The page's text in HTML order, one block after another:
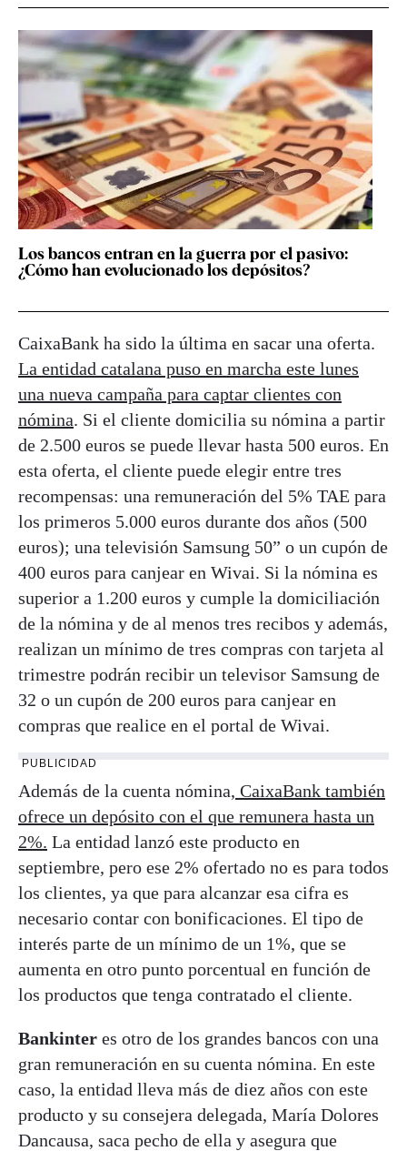
Los bancos entran en la guerra por el pasivo:
¿Cómo han evolucionado los depósitos?
CaixaBank ha sido la última en sacar una oferta.
La entidad catalana puso en marcha este lunes
una nueva campaña para captar clientes con
nómina. Si el cliente domicilia su nómina a partir
de 2.500 euros se puede llevar hasta 500 euros. En
esta oferta, el cliente puede elegir entre tres
recompensas: una remuneración del 5% TAE para
los primeros 5.000 euros durante dos años (500
euros); una televisión Samsung 50” o un cupón de
400 euros para canjear en Wivai. Si la nómina es
superior a 1.200 euros y cumple la domiciliación
de la nómina y de al menos tres recibos y además,
realizan un mínimo de tres compras con tarjeta al
trimestre podrán recibir un televisor Samsung de
32 o un cupón de 200 euros para canjear en
compras que realice en el portal de Wivai.
PUBLICIDAD
Además de la cuenta nómina, CaixaBank también
ofrece un depósito con el que remunera hasta un
2%. La entidad lanzó este producto en
septiembre, pero ese 2% ofertado no es para todos
los clientes, ya que para alcanzar esa cifra es
necesario contar con bonificaciones. El tipo de
interés parte de un mínimo de un 1%, que se
aumenta en otro punto porcentual en función de
los productos que tenga contratado el cliente.
Bankinter es otro de los grandes bancos con una
gran remuneración en su cuenta nómina. En este
caso, la entidad lleva más de diez años con este
producto y su consejera delegada, María Dolores
Dancausa, saca pecho de ella y asegura que